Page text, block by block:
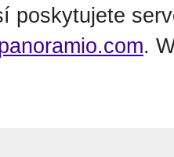
poskytujete
.